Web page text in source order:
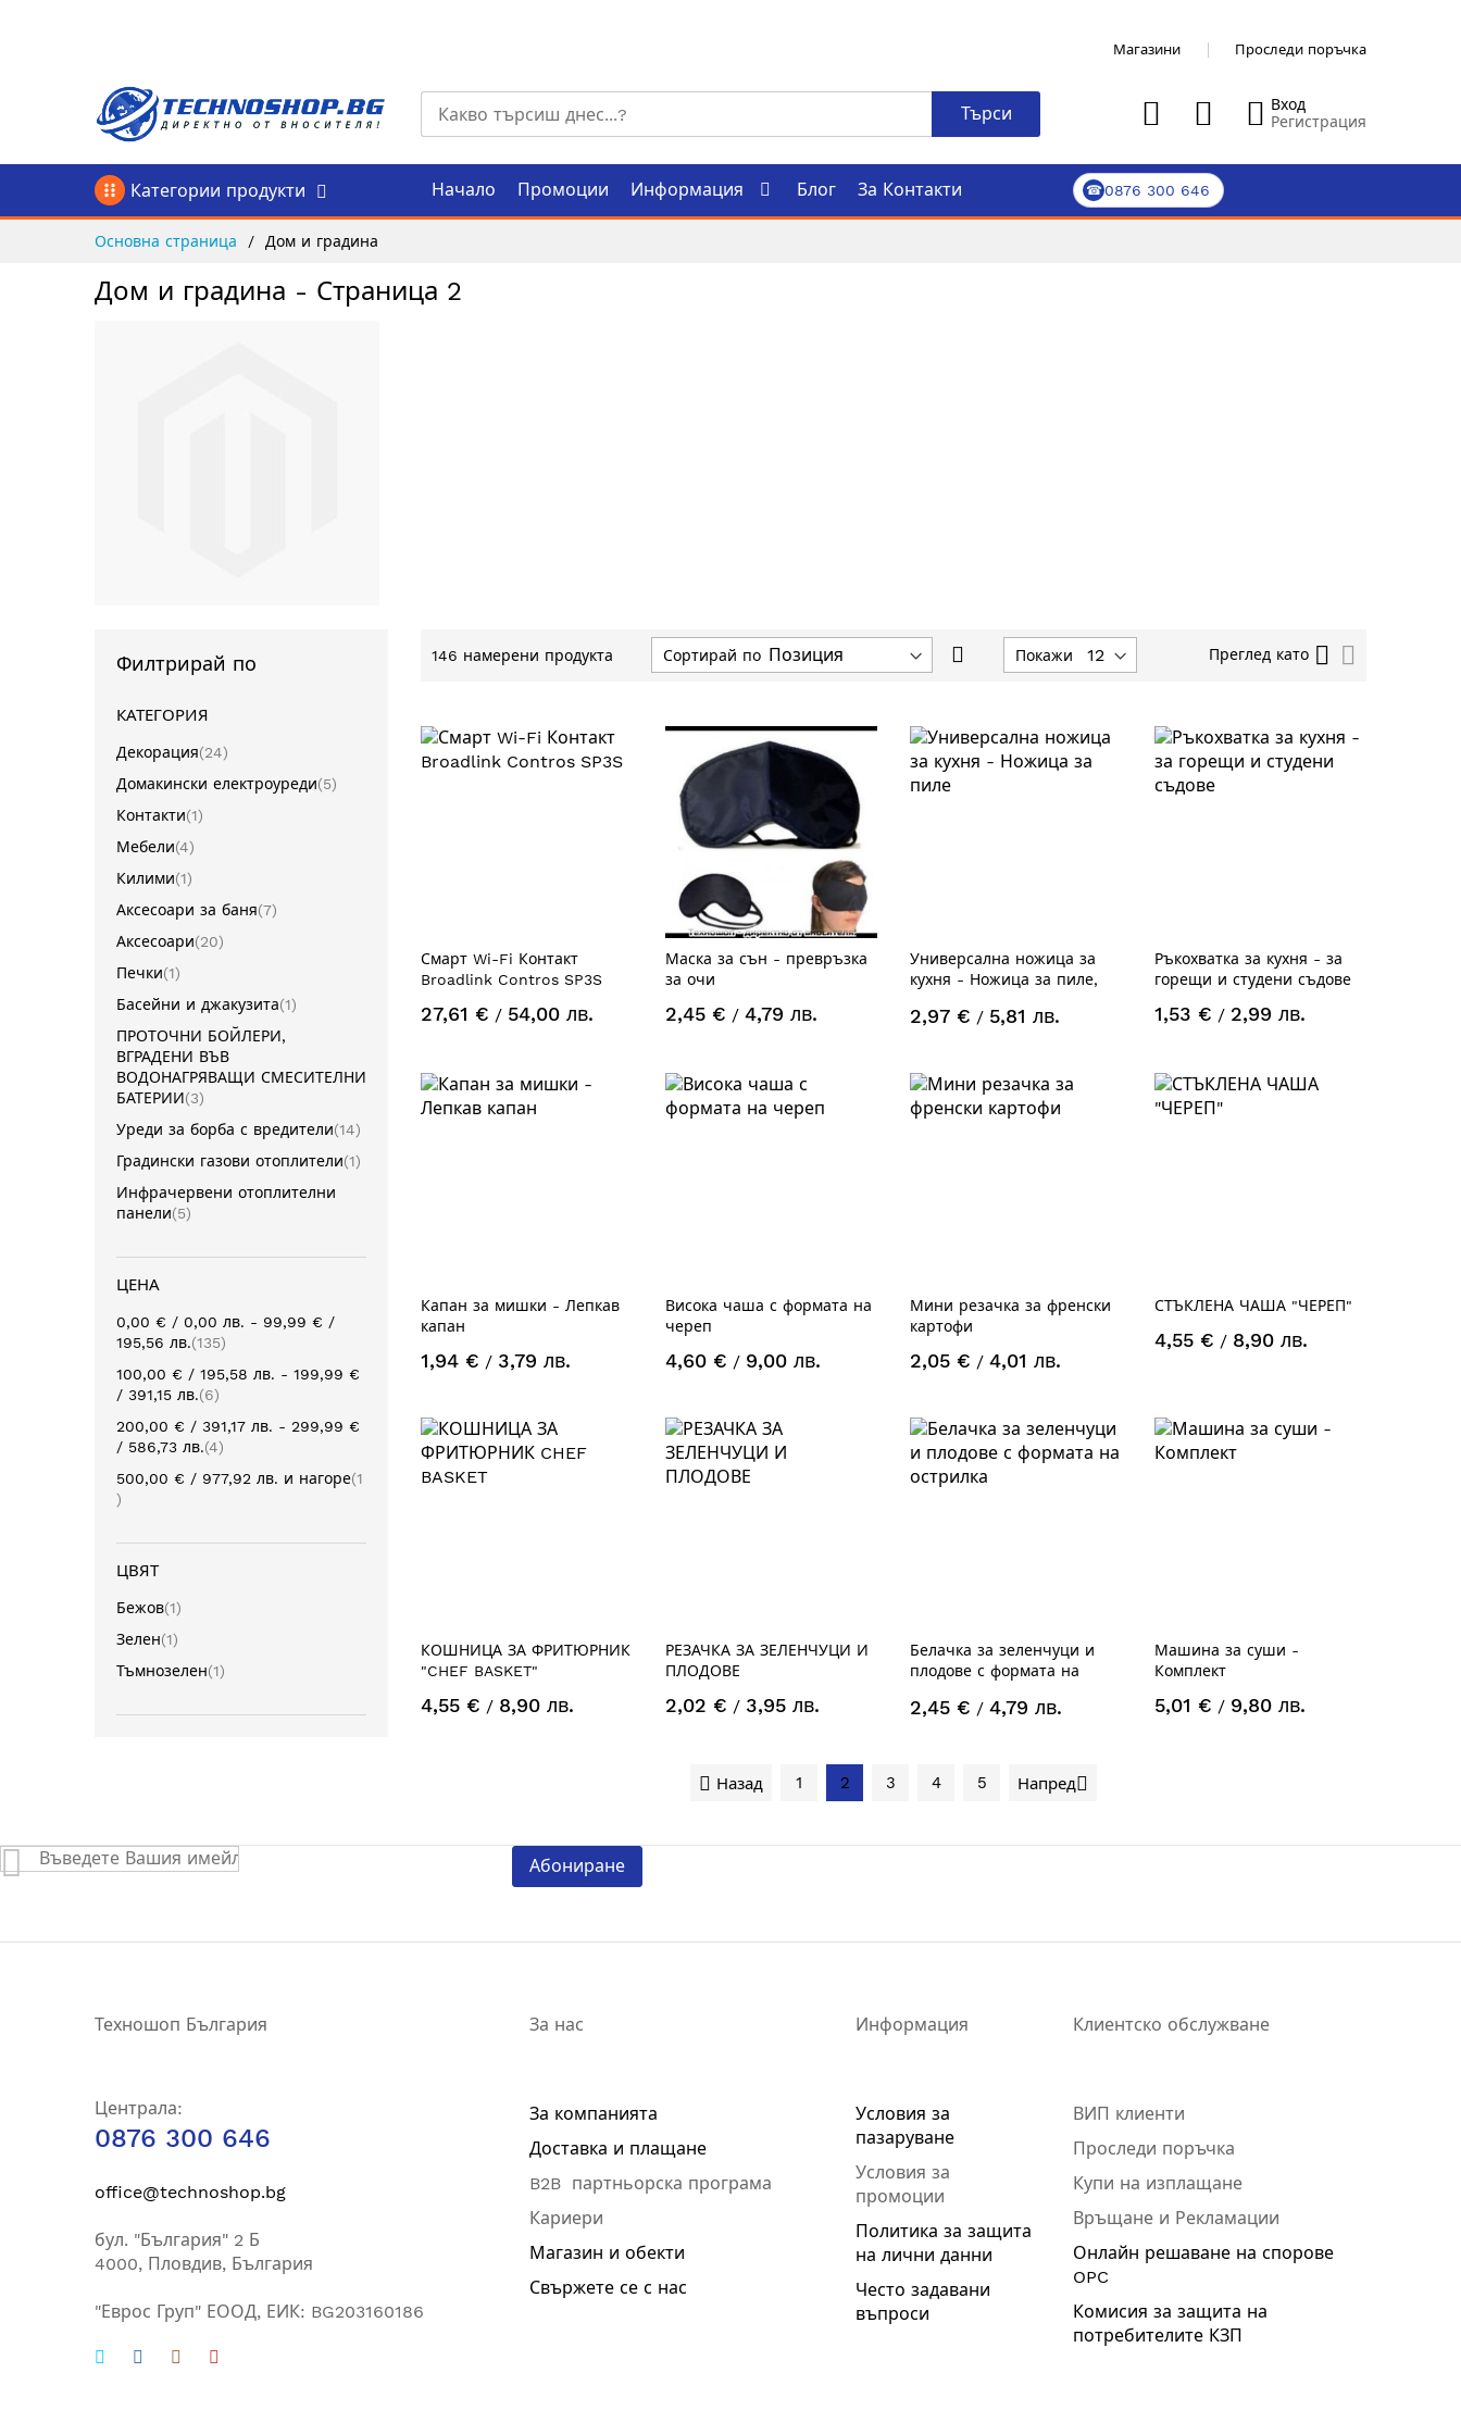
съдържанието
Магазини Проследи поръчка
Категории продукти
Търси
Вход
Регистрация
Начало Промоции Информация Блог За Контакти ☎ 0876 300 646
Основна страница Дом и градина
Дом и градина - Страница 2
146 намерени продукта Сортирай по
НастройПокажи Преглед като Решетка
Смарт Wi-Fi Контакт
Broadlink Contros SP3S
27,61 € / 54,00 лв.
Маска за сън - превръзка
за очи
2,45 € / 4,79 лв.
Универсална ножица за
кухня - Ножица за пиле,
2,97 € / 5,81 лв.
Ръкохватка за кухня - за
горещи и студени съдове
1,53 € / 2,99 лв.
Капан за мишки - Лепкав
капан
1,94 € / 3,79 лв.
Висока чаша с формата на
череп
4,60 € / 9,00 лв.
Мини резачка за френски
картофи
2,05 € / 4,01 лв.
СТЪКЛЕНА ЧАША "ЧЕРЕП"
4,55 € / 8,90 лв.
КОШНИЦА ЗА ФРИТЮРНИК
"CHEF BASKET"
4,55 € / 8,90 лв.
РЕЗАЧКА ЗА ЗЕЛЕНЧУЦИ И
ПЛОДОВЕ
2,02 € / 3,95 лв.
Белачка за зеленчуци и
плодове с формата на
2,45 € / 4,79 лв.
Машина за суши -
Комплект
5,01 € / 9,80 лв.
Назад 1 2 3 4 5 Напред
Филтрирай по
КАТЕГОРИЯ
Декорация 24артикули
Домакински електроуреди 5артикули
Контакти 1артикул
Мебели 4артикули
Килими 1артикул
Аксесоари за баня 7артикули
Аксесоари 20артикули
Печки 1артикул
Басейни и джакузита 1артикул
ПРОТОЧНИ БОЙЛЕРИ,
ВГРАДЕНИ ВЪВ
ВОДОНАГРЯВАЩИ СМЕСИТЕЛНИ
БАТЕРИИ 3артикули
Уреди за борба с вредители 14артикули
Градински газови отоплители 1артикул
Инфрачервени отоплителни
панели 5артикули
ЦЕНА
0,00 € / 0,00 лв. - 99,99 € /
195,56 лв. 135артикули
100,00 € / 195,58 лв. - 199,99 €
/ 391,15 лв. 6артикули
200,00 € / 391,17 лв. - 299,99 €
/ 586,73 лв. 4артикули
500,00 € / 977,92 лв. и нагоре 1
артикул
ЦВЯТ
Бежов 1артикул
Зелен 1артикул
Тъмнозелен 1артикул
Абонирай
се
Абониране
Техношоп България
Централа:
0876 300 646
office@technoshop.bg
бул. "България" 2 Б
4000, Пловдив, България
"Еврос Груп" ЕООД, ЕИК: BG203160186
За нас
За компанията
Доставка и плащане
B2B партньорска програма
Кариери
Магазин и обекти
Свържете се с нас
Информация
Условия за
пазаруване
Условия за
промоции
Политика за защита
на лични данни
Често задавани
въпроси
Клиентско обслужване
ВИП клиенти
Проследи поръчка
Купи на изплащане
Връщане и Рекламации
Онлайн решаване на спорове
OPC
Комисия за защита на
потребителите КЗП